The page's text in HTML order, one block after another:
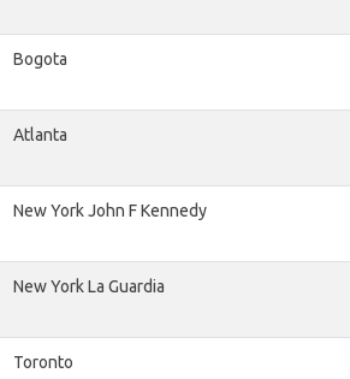
Bogota
Atlanta
New York John F Kennedy
New York La Guardia
Toronto